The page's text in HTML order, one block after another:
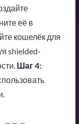
её в
кошелёк для
shielded-
Шаг 4: